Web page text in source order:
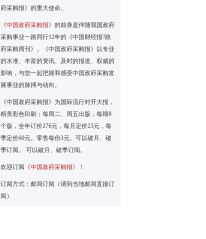
府采购报》的重大使命。
《中国政府采购报》 的前身是伴随我国政府
采购事业一路同行12年的《中国财经报?政
府采购周刊》。《中国政府采购报》以专业
的水准、丰富的资讯、及时的报道、权威的
影响，与您一起把握和感受中国政府采购发
展事业的脉搏与动向。
《中国政府采购报》为国际流行对开大报，
精美彩色印刷；每周二、周五出版，每期8
个版，全年订价276元，每月定价23元，每
季定价69元。零售每份3元。可以破月、破
季订阅。 可以破月、破季订阅。
欢迎订阅 《中国政府采购报》 ！
订阅方式：邮局订阅（请到当地邮局直接订
阅）